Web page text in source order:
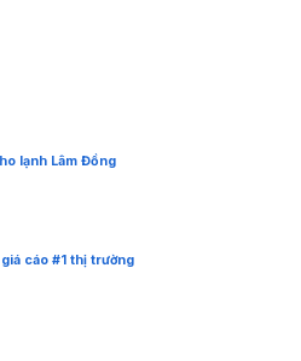
lạnh Lâm Đồng
cáo #1 thị trường